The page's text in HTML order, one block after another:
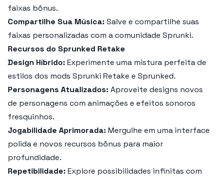
faixas bônus.
Compartilhe Sua Música: Salve e compartilhe suas
faixas personalizadas com a comunidade Sprunki.
Recursos do Sprunked Retake
Design Híbrido: Experimente uma mistura perfeita de
estilos dos mods Sprunki Retake e Sprunked.
Personagens Atualizados: Aproveite designs novos
de personagens com animações e efeitos sonoros
fresquinhos.
Jogabilidade Aprimorada: Mergulhe em uma interface
polida e novos recursos bônus para maior
profundidade.
Repetibilidade: Explore possibilidades infinitas com